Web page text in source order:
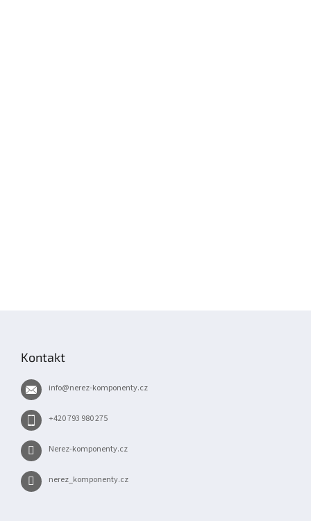
Kontakt
info@nerez-komponenty.cz
+420 793 980 275
Nerez-komponenty.cz
nerez_komponenty.cz